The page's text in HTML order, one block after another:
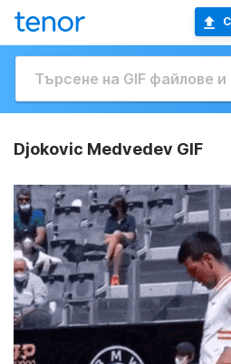
Djokovic Medvedev GIF